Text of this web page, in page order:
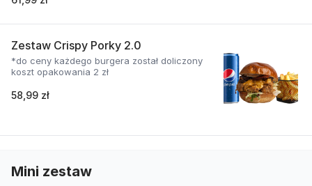
Zestaw Crispy Porky 2.0
*do ceny każdego burgera został doliczony
koszt opakowania 2 zł
58,99 zł
Mini zestaw